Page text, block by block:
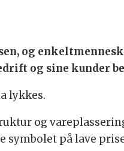
og
og sine kunder
lykkes.
og
symbolet på lave